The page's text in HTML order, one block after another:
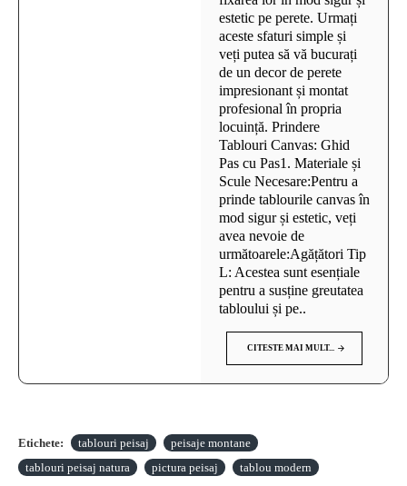
estetic pe perete. Urmați
aceste sfaturi simple și
veți putea să vă bucurați
de un decor de perete
impresionant și montat
profesional în propria
locuință. Prindere
Tablouri Canvas: Ghid
Pas cu Pas1. Materiale și
Scule Necesare:Pentru a
prinde tablourile canvas în
mod sigur și estetic, veți
avea nevoie de
următoarele:Agățători Tip
L: Acestea sunt esențiale
pentru a susține greutatea
tabloului și pe..
CITESTE MAI MULT...
Etichete: tablouri peisaj
peisaje montane
tablouri peisaj natura
pictura peisaj tablou modern